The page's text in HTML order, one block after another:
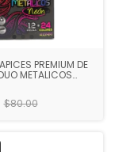
PREMIUM DE
METALICOS
$80.00